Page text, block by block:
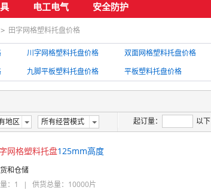
电工电气 安全防护
> 田字网格塑料托盘价格
川字网格塑料托盘价格 双面网格塑料托盘价格
九脚平板塑料托盘价格 平板塑料托盘价格
地区 所有经营模式 起订量： 以下
网格塑料托盘125mm高度
和仓储
：1
| 供货总量：10000片